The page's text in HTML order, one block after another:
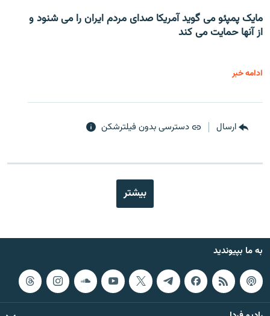
مایک پمپئو می گوید آمریکا صدای مردم ایران را می شنود و
از آنها حمایت می کند
ادامه خبر
ارسال دسترسی بدون فیلترشکن
بیشتر
به ما بپیوندید